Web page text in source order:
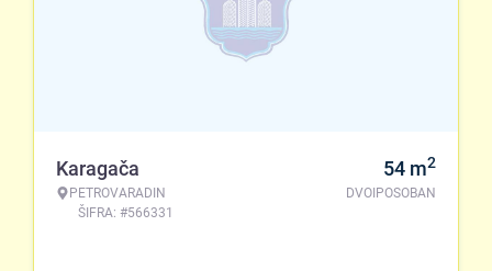
Karagača
PETROVARADIN
ŠIFRA: #566331
54 m2
DVOIPOSOBAN